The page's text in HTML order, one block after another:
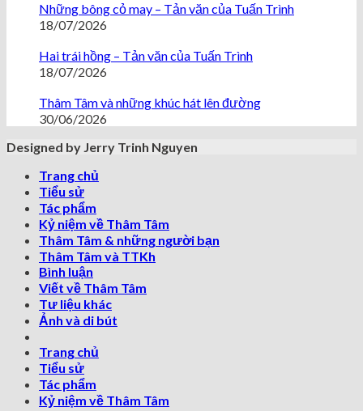
Những bông cỏ may – Tản văn của Tuấn Trình
18/07/2026
Hai trái hồng – Tản văn của Tuấn Trình
18/07/2026
Thâm Tâm và những khúc hát lên đường
30/06/2026
Designed by Jerry Trinh Nguyen
Trang chủ
Tiểu sử
Tác phẩm
Kỷ niệm về Thâm Tâm
Thâm Tâm & những người bạn
Thâm Tâm và TTKh
Bình luận
Viết về Thâm Tâm
Tư liệu khác
Ảnh và di bút
Trang chủ
Tiểu sử
Tác phẩm
Kỷ niệm về Thâm Tâm